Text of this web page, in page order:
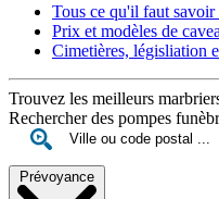
Tous ce qu'il faut savoir
Prix et modèles de
Cimetières, législiation
Trouvez les meilleurs
Rechercher des pompes
Prévoyance